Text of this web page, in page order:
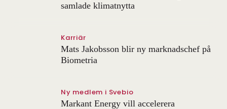
samlade klimatnytta
Karriär
Mats Jakobsson blir ny marknadschef på
Biometria
Ny medlem i Svebio
Markant Energy vill accelerera